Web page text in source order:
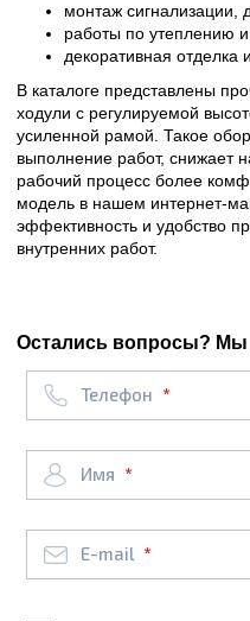
монтаж сигнализации,
работы по утеплению
декоративная
В каталоге представлены
ходули с регулируемой
усиленной рамой. Такое
выполнение работ, снижает
рабочий процесс более
модель в нашем интернет-
эффективность и удобство
внутренних работ.
Остались вопросы?
Телефон
Имя
E-mail